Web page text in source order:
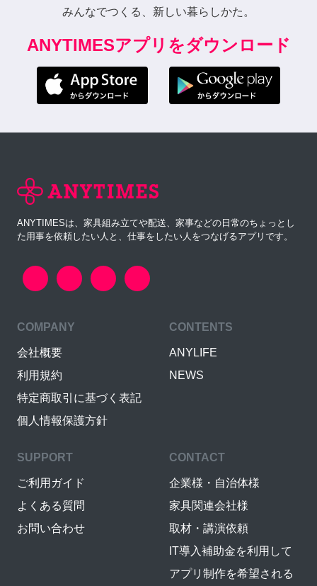
みんなでつくる、新しい暮らしかた。
ANYTIMESアプリをダウンロード
ANYTIMESは、家具組み立てや配送、家事などの日常のちょっとし
た用事を依頼したい人と、仕事をしたい人をつなげるアプリです。
COMPANY
会社概要
利用規約
特定商取引に基づく表記
個人情報保護方針
CONTENTS
ANYLIFE
NEWS
SUPPORT
ご利用ガイド
よくある質問
お問い合わせ
CONTACT
企業様・自治体様
家具関連会社様
取材・講演依頼
IT導入補助金を利用して
アプリ制作を希望される